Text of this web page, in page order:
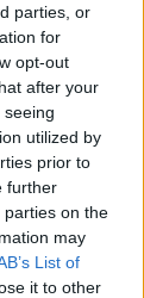
parties, or
for
opt-out
after your
utilized by
prior to
further
on the
may
List of
it to other
–